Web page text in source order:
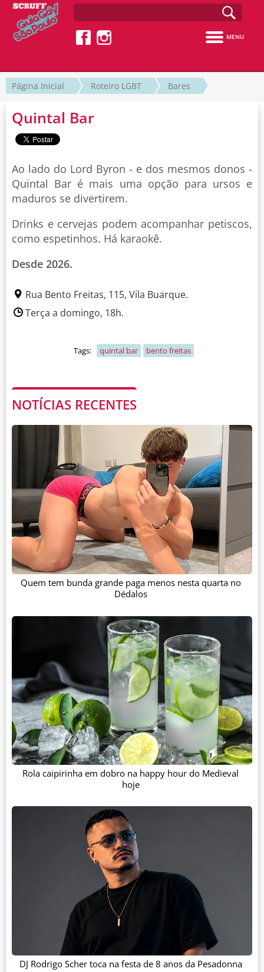
MENU
Página Inicial Roteiro LGBT Bares
Quintal Bar
Ao lado do Lord Byron - e dos mesmos donos -
Quintal Bar é mais uma opção para ursos e
maduros se divertirem.
Drinks e cervejas podem acompanhar petiscos,
como espetinhos. Há karaokê.
Desde 2026.
Rua Bento Freitas, 115, Vila Buarque.
Terça a domingo, 18h.
Tags: quintal bar bento freitas
NOTÍCIAS RECENTES
Quem tem bunda grande paga menos nesta quarta no
Dédalos
Rola caipirinha em dobro na happy hour do Medieval
hoje
DJ Rodrigo Scher toca na festa de 8 anos da Pesadonna